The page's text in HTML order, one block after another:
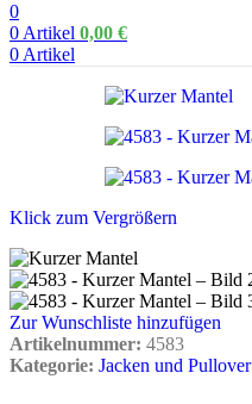
0
0 Artikel 0,00 €
0 Artikel
Klick zum Vergrößern
Zur Wunschliste hinzufügen
Artikelnummer: 4583
Kategorie: Jacken und Pullover